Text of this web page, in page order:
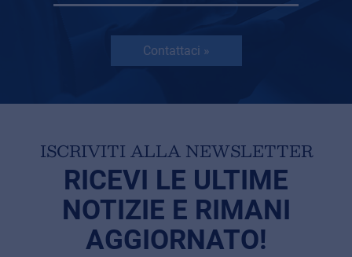
Contattaci »
ISCRIVITI ALLA NEWSLETTER
RICEVI LE ULTIME
NOTIZIE E RIMANI
AGGIORNATO!